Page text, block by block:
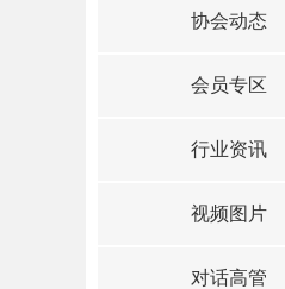
协会动态
会员专区
行业资讯
视频图片
对话高管